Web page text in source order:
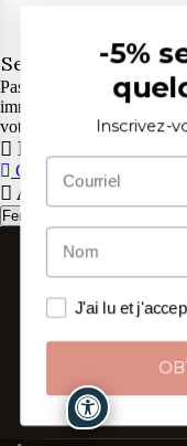
Service Client
Pas de chatbot, mais de
immédiatement.
votre commande, du lundi
Panier
CONTINUER
Attention
Fermer
-5%
Inscrivez-
J'ai lu et